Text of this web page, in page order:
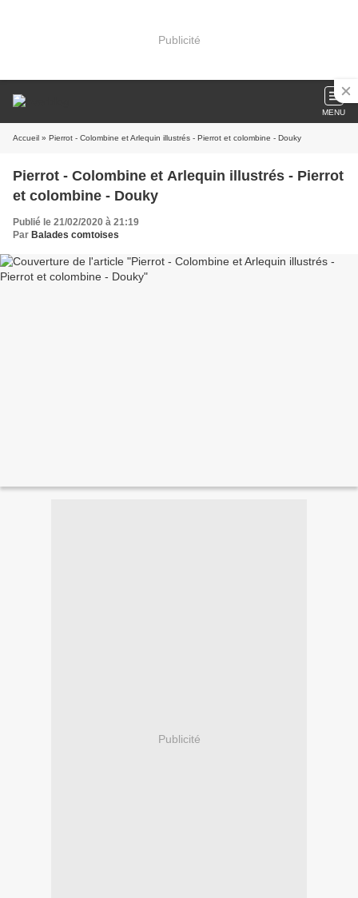
Publicité
MENU
Accueil » Pierrot - Colombine et Arlequin illustrés - Pierrot et colombine - Douky
Pierrot - Colombine et Arlequin illustrés - Pierrot
et colombine - Douky
Publié le 21/02/2020 à 21:19
Par Balades comtoises
Publicité